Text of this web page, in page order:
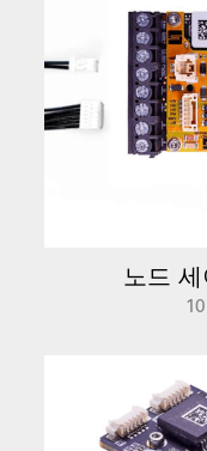
노드